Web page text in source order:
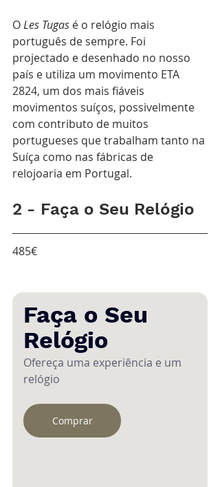
O Les Tugas é o relógio mais
português de sempre. Foi
projectado e desenhado no nosso
país e utiliza um movimento ETA
2824, um dos mais fiáveis
movimentos suíços, possivelmente
com contributo de muitos
portugueses que trabalham tanto na
Suíça como nas fábricas de
relojoaria em Portugal.
2 - Faça o Seu Relógio
485€
Faça o Seu
Relógio
Ofereça uma experiência e um
relógio
Comprar